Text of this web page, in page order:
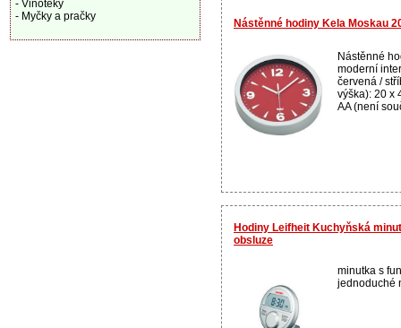
Nástěnné hodiny Kela Moskau
Nástěnné
moderní
červená /
výška): 20 x
AA (není
Hodiny Leifheit Kuchyňská
obsluze
minutka s
jednoduché
- Vinotéky
- Myčky a pračky